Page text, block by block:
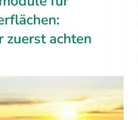
zuerst achten